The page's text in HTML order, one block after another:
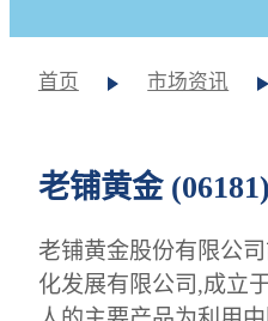
首页 市场资讯
老铺黄金 (06181)
老铺黄金股份有限公
化发展有限公司,成立